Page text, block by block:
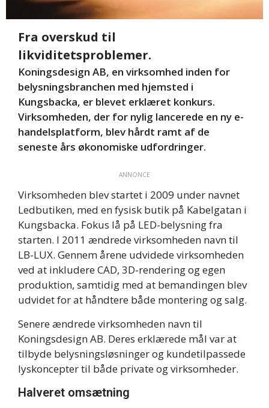
Fra overskud til
likviditetsproblemer.
Koningsdesign AB, en virksomhed inden for
belysningsbranchen med hjemsted i
Kungsbacka, er blevet erklæret konkurs.
Virksomheden, der for nylig lancerede en ny e-
handelsplatform, blev hårdt ramt af de
seneste års økonomiske udfordringer.
ANNONCE
Virksomheden blev startet i 2009 under navnet
Ledbutiken, med en fysisk butik på Kabelgatan i
Kungsbacka. Fokus lå på LED-belysning fra
starten. I 2011 ændrede virksomheden navn til
LB-LUX. Gennem årene udvidede virksomheden
ved at inkludere CAD, 3D-rendering og egen
produktion, samtidig med at bemandingen blev
udvidet for at håndtere både montering og salg.
Senere ændrede virksomheden navn til
Koningsdesign AB. Deres erklærede mål var at
tilbyde belysningsløsninger og kundetilpassede
lyskoncepter til både private og virksomheder.
Halveret omsætning